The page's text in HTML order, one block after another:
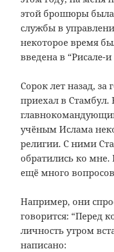
этой брошюры
службы в
некоторое время
введена в “Рисале-
Сорок лет назад, за
приехал в Стамбул.
учёным Ислама
религии. С ними
обратились ко мне.
ещё много
Например, они
говорится: “Перед
личность утром
написано: